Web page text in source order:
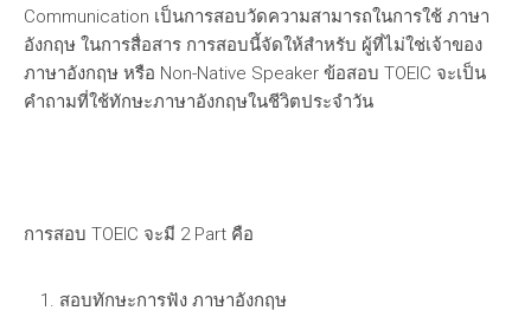
Communication เป็นการสอบวัดความสามารถในการใช้ ภาษา
อังกฤษ ในการสื่อสาร การสอบนี้จัดให้สำหรับ ผู้ที่ไม่ใช่เจ้าของ
ภาษาอังกฤษ หรือ Non-Native Speaker ข้อสอบ TOEIC จะเป็น
คำถามที่ใช้ทักษะภาษาอังกฤษในชีวิตประจำวัน
การสอบ TOEIC จะมี 2 Part คือ
สอบทักษะการฟัง ภาษาอังกฤษ